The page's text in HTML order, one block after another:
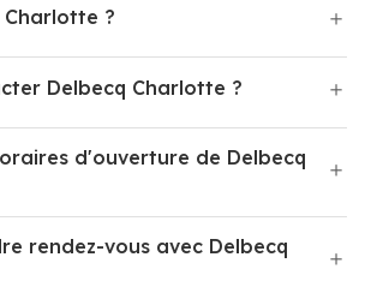
Charlotte ?
Delbecq Charlotte ?
d'ouverture de Delbecq
rendez-vous avec Delbecq